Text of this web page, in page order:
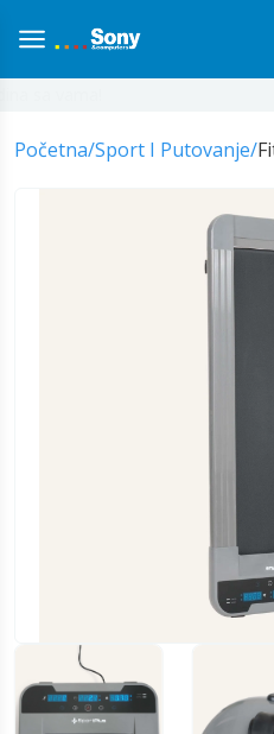
Početna/Sport I Putovanje/